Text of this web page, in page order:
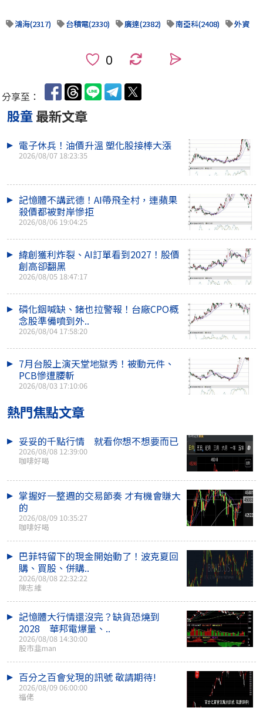
鴻海(2317) 台積電(2330) 廣達(2382) 南亞科(2408) 外資
分享至：
股童最新文章
電子休兵！油價升溫 塑化股接棒大漲
2026/08/07 18:23:35
記憶體不講武德！AI帶飛全村，連蘋果
殺價都被對岸慘拒
2026/08/06 19:04:25
緯創獲利炸裂、AI訂單看到2027！股價
創高卻翻黑
2026/08/05 18:47:17
磷化銦喊缺、鍺也拉警報！台廠CPO概
念股準備噴到外..
2026/08/04 17:58:20
7月台股上演天堂地獄秀！被動元件、
PCB慘遭腰斬
2026/08/03 17:10:06
熱門焦點文章
妥妥的千點行情 就看你想不想要而已
2026/08/08 12:39:00
咖啡好喝
掌握好一整週的交易節奏 才有機會賺大
的
2026/08/09 10:35:27
咖啡好喝
巴菲特留下的現金開始動了！波克夏回
購、買股、併購..
2026/08/08 22:32:22
陳志維
記憶體大行情還沒完？缺貨恐燒到
2028 華邦電爆量、..
2026/08/08 14:30:00
股市韭man
百分之百會兌現的訊號 敬請期待!
2026/08/09 06:00:00
福佬